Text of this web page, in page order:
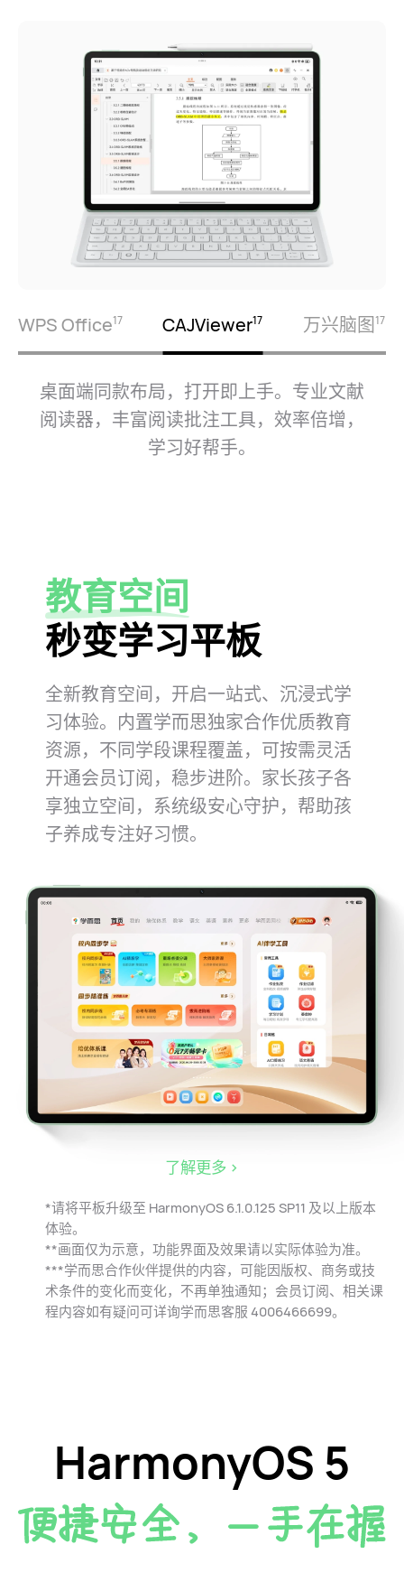
WPS Office17 CAJViewer17 万兴脑图17
可根据主题或文档，AI 一键生成思维导图，
高效梳理复杂信⁠息。
教育空间
秒变学习平板
全新教育空间，开启一站式、沉浸式学
习体验。内置学而思独家合作优质教育
资源，不同学段课程覆盖，可按需灵活
开通会员订阅，稳步进阶。家长孩子各
享独立空间，系统级安心守护，帮助孩
子养成专注好习⁠惯。
了解更多 >
*请将平板升级至 HarmonyOS 6.1.0.125 SP11 及以上版本
体⁠验。
**画面仅为示意，功能界面及效果请以实际体验为⁠准。
***学而思合作伙伴提供的内容，可能因版权、商务或技
术条件的变化而变化，不再单独通知；会员订阅、相关课
程内容如有疑问可详询学而思客服 4006466699。
HarmonyOS 5